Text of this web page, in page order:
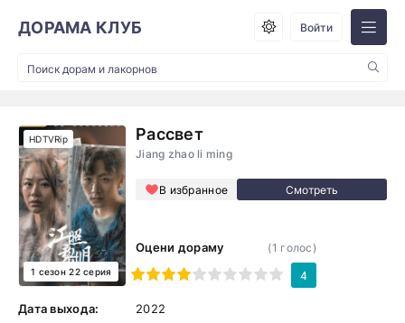
ДОРАМА КЛУБ Войти
Рассвет
Jiang zhao li ming
В избранное
HDTVRip
1 сезон 22 серия
Оцени дораму
1
2 3 4 5 6 7 8 9 10
(1 голос)
4
Дата выхода:
2022